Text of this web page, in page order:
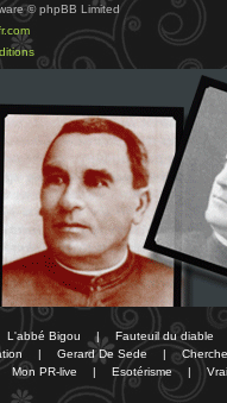
© phpBB Limited
L'abbé Bigou | Fauteuil du diable
| Gerard De Sede |
Mon PR-live | Esotérisme |